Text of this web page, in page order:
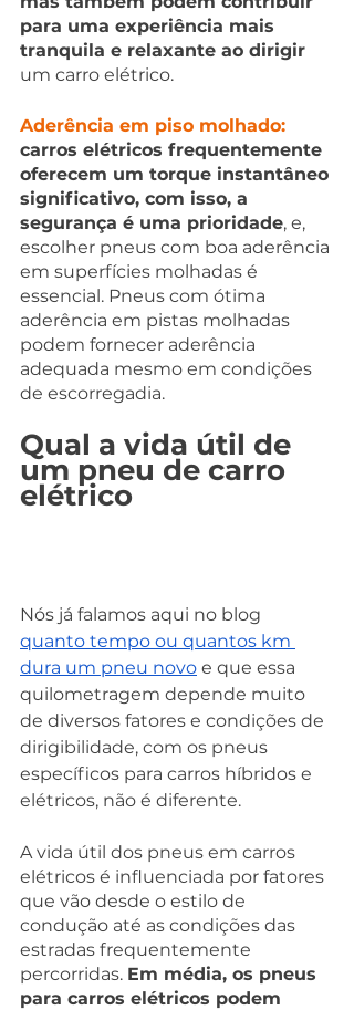
para uma experiência mais
tranquila e relaxante ao dirigir
um carro elétrico.
Aderência em piso molhado:
carros elétricos frequentemente
oferecem um torque instantâneo
significativo, com isso, a
segurança é uma prioridade, e,
escolher pneus com boa aderência
em superfícies molhadas é
essencial. Pneus com ótima
aderência em pistas molhadas
podem fornecer aderência
adequada mesmo em condições
de escorregadia.
Qual a vida útil de
um pneu de carro
elétrico
Nós já falamos aqui no blog
quanto tempo ou quantos km
dura um pneu novo e que essa
quilometragem depende muito
de diversos fatores e condições de
dirigibilidade, com os pneus
específicos para carros híbridos e
elétricos, não é diferente.
A vida útil dos pneus em carros
elétricos é influenciada por fatores
que vão desde o estilo de
condução até as condições das
estradas frequentemente
percorridas. Em média, os pneus
para carros elétricos podem